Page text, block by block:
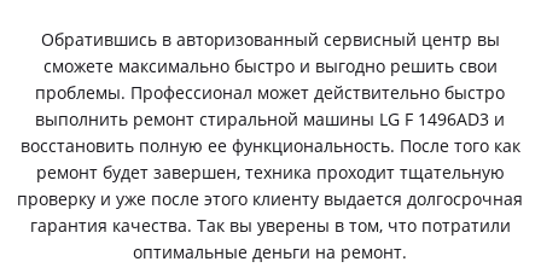
Обратившись в авторизованный сервисный центр вы
сможете максимально быстро и выгодно решить свои
проблемы. Профессионал может действительно быстро
выполнить ремонт стиральной машины LG F 1496AD3 и
восстановить полную ее функциональность. После того как
ремонт будет завершен, техника проходит тщательную
проверку и уже после этого клиенту выдается долгосрочная
гарантия качества. Так вы уверены в том, что потратили
оптимальные деньги на ремонт.